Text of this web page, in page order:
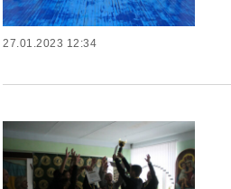
27.01.2023 12:34